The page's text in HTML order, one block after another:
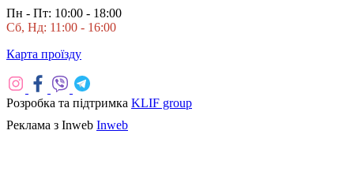
Пн - Пт: 10:00 - 18:00
Сб, Нд: 11:00 - 16:00
Карта проїзду
Розробка та підтримка KLIF group
Реклама з Inweb Inweb